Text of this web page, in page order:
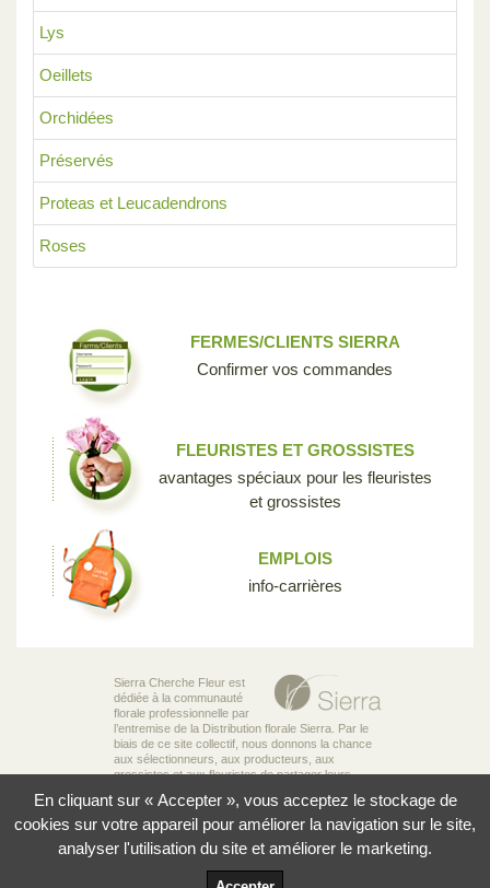
Lys
Oeillets
Orchidées
Préservés
Proteas et Leucadendrons
Roses
FERMES/CLIENTS SIERRA
Confirmer vos commandes
FLEURISTES ET GROSSISTES
avantages spéciaux pour les fleuristes
et grossistes
EMPLOIS
info-carrières
Sierra Cherche Fleur est
dédiée à la communauté
florale professionnelle par
l’entremise de la Distribution florale Sierra. Par le
biais de ce site collectif, nous donnons la chance
aux sélectionneurs, aux producteurs, aux
grossistes et aux fleuristes de partager leurs
incroyable des fleurs qui rend notre industrie si
unique.
© 2026 Sierra Distribution Florale Ltée
Politique de confidentialité
En cliquant sur « Accepter », vous acceptez le stockage de
cookies sur votre appareil pour améliorer la navigation sur le site,
analyser l'utilisation du site et améliorer le marketing.